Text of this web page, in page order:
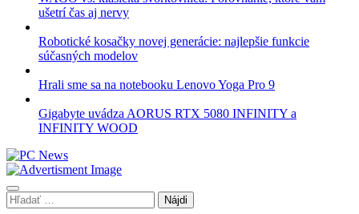
ušetrí čas aj nervy
Robotické kosačky novej generácie: najlepšie funkcie
súčasných modelov
Hrali sme sa na notebooku Lenovo Yoga Pro 9
Gigabyte uvádza AORUS RTX 5080 INFINITY a
INFINITY WOOD
Hľadať: